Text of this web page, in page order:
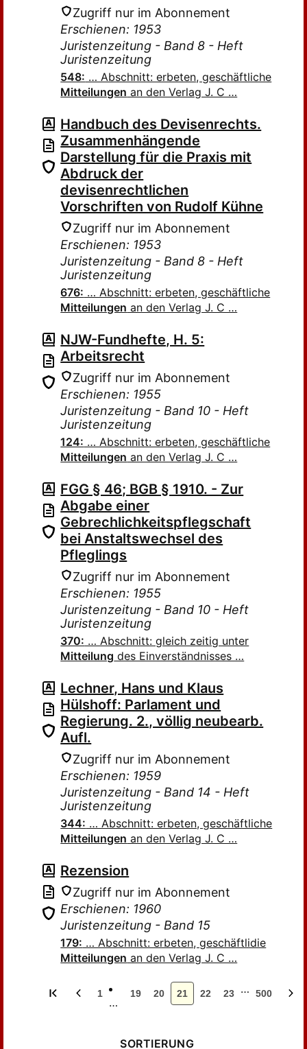
Zugriff nur im Abonnement
Erschienen: 1953
Juristenzeitung - Band 8 - Heft
Juristenzeitung
548: … Abschnitt: erbeten, geschäftliche
Mitteilungen an den Verlag J. C …
Handbuch des Devisenrechts.
Zusammenhängende
Darstellung für die Praxis mit
Abdruck der
devisenrechtlichen
Vorschriften von Rudolf Kühne
Zugriff nur im Abonnement
Erschienen: 1953
Juristenzeitung - Band 8 - Heft
Juristenzeitung
676: … Abschnitt: erbeten, geschäftliche
Mitteilungen an den Verlag J. C …
NJW-Fundhefte, H. 5:
Arbeitsrecht
Zugriff nur im Abonnement
Erschienen: 1955
Juristenzeitung - Band 10 - Heft
Juristenzeitung
124: … Abschnitt: erbeten, geschäftliche
Mitteilungen an den Verlag J. C …
FGG § 46; BGB § 1910. - Zur
Abgabe einer
Gebrechlichkeitspflegschaft
bei Anstaltswechsel des
Pfleglings
Zugriff nur im Abonnement
Erschienen: 1955
Juristenzeitung - Band 10 - Heft
Juristenzeitung
370: … Abschnitt: gleich zeitig unter
Mitteilung des Einverständnisses …
Lechner, Hans und Klaus
Hülshoff: Parlament und
Regierung. 2., völlig neubearb.
Aufl.
Zugriff nur im Abonnement
Erschienen: 1959
Juristenzeitung - Band 14 - Heft
Juristenzeitung
344: … Abschnitt: erbeten, geschäftliche
Mitteilungen an den Verlag J. C …
Rezension
Zugriff nur im Abonnement
Erschienen: 1960
Juristenzeitung - Band 15
179: … Abschnitt: erbeten, geschäftlidie
Mitteilungen an den Verlag J. C …
1
…
19 20 21 22 23 … 500
SORTIERUNG